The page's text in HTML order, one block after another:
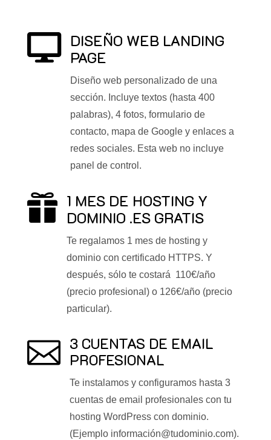
 DISEÑO WEB LANDING
PAGE
Diseño web personalizado de una
sección. Incluye textos (hasta 400
palabras), 4 fotos, formulario de
contacto, mapa de Google y enlaces a
redes sociales. Esta web no incluye
panel de control.
 1 MES DE HOSTING Y
DOMINIO .ES GRATIS
Te regalamos 1 mes de hosting y
dominio con certificado HTTPS. Y
después, sólo te costará 110€/año
(precio profesional) o 126€/año (precio
particular).
 3 CUENTAS DE EMAIL
PROFESIONAL
Te instalamos y configuramos hasta 3
cuentas de email profesionales con tu
hosting WordPress con dominio.
(Ejemplo información@tudominio.com).